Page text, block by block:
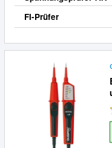
FI-Prüfer